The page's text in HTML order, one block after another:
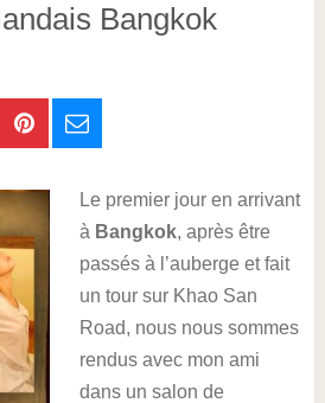
Bangkok
Le premier jour en arrivant
à Bangkok, après être
passés à l’auberge et fait
un tour sur Khao San
Road, nous nous sommes
rendus avec mon ami
dans un salon de